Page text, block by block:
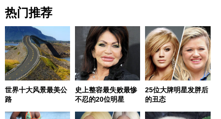
热门推荐
世界十大风景最美公
路
史上整容最失败最惨
不忍的20位明星
25位大牌明星发胖后
的丑态